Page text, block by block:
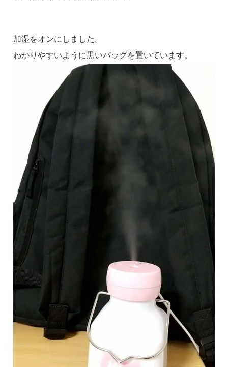
加湿をオンにしました。
わかりやすいように黒いバッグを置いています。